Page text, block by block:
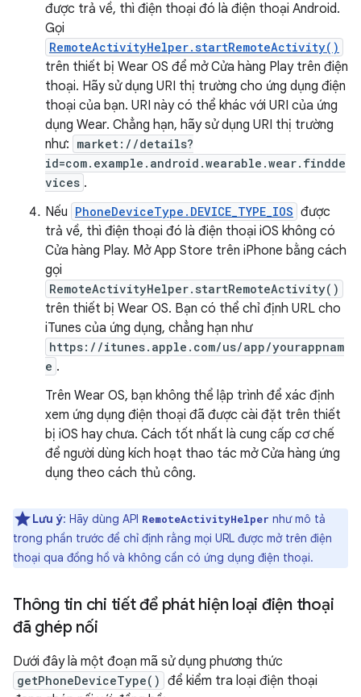
được trả về, thì điện thoại đó là điện thoại Android.
Gọi
RemoteActivityHelper.startRemoteActivity()
trên thiết bị Wear OS để mở Cửa hàng Play trên điện
thoại. Hãy sử dụng URI thị trường cho ứng dụng điện
thoại của bạn. URI này có thể khác với URI của ứng
dụng Wear. Chẳng hạn, hãy sử dụng URI thị trường
như: market://details?
id=com.example.android.wearable.wear.findde
vices .
Nếu PhoneDeviceType.DEVICE_TYPE_IOS được
trả về, thì điện thoại đó là điện thoại iOS không có
Cửa hàng Play. Mở App Store trên iPhone bằng cách
gọi
RemoteActivityHelper.startRemoteActivity()
trên thiết bị Wear OS. Bạn có thể chỉ định URL cho
iTunes của ứng dụng, chẳng hạn như
https://itunes.apple.com/us/app/yourappnam
e .
Trên Wear OS, bạn không thể lập trình để xác định
xem ứng dụng điện thoại đã được cài đặt trên thiết
bị iOS hay chưa. Cách tốt nhất là cung cấp cơ chế
để người dùng kích hoạt thao tác mở Cửa hàng ứng
dụng theo cách thủ công.
Lưu ý: Hãy dùng API RemoteActivityHelper như mô tả
trong phần trước để chỉ định rằng mọi URL được mở trên điện
thoại qua đồng hồ và không cần có ứng dụng điện thoại.
Thông tin chi tiết để phát hiện loại điện thoại
đã ghép nối
Dưới đây là một đoạn mã sử dụng phương thức
getPhoneDeviceType() để kiểm tra loại điện thoại